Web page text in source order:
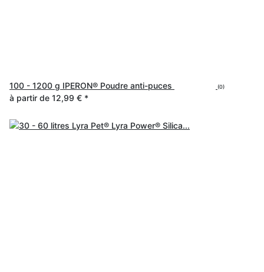
100 - 1200 g IPERON® Poudre anti-puces (0)
à partir de 12,99 € *